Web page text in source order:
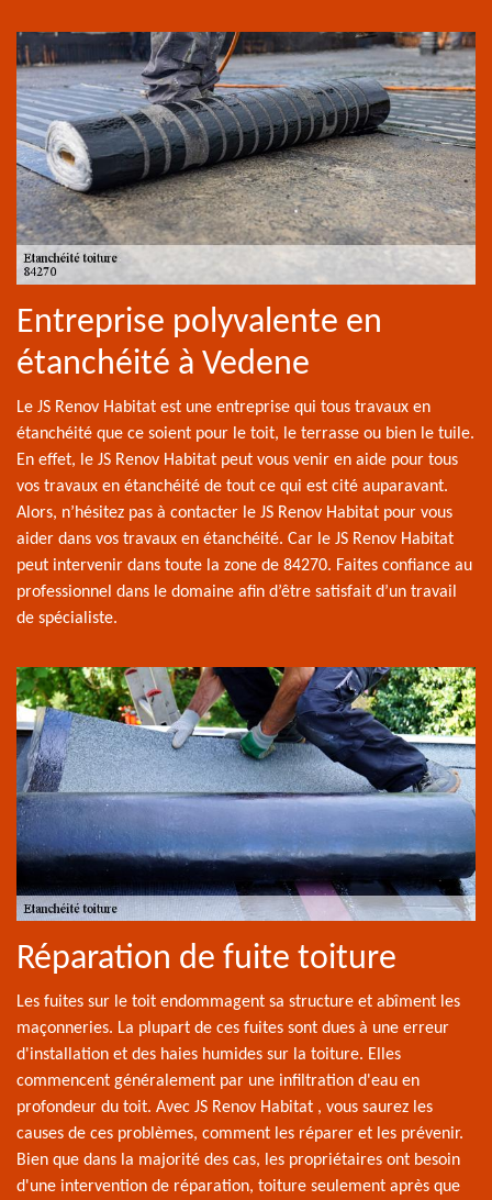
Entreprise polyvalente en
étanchéité à Vedene
Le JS Renov Habitat est une entreprise qui tous travaux en
étanchéité que ce soient pour le toit, le terrasse ou bien le tuile.
En effet, le JS Renov Habitat peut vous venir en aide pour tous
vos travaux en étanchéité de tout ce qui est cité auparavant.
Alors, n’hésitez pas à contacter le JS Renov Habitat pour vous
aider dans vos travaux en étanchéité. Car le JS Renov Habitat
peut intervenir dans toute la zone de 84270. Faites confiance au
professionnel dans le domaine afin d’être satisfait d’un travail
de spécialiste.
Réparation de fuite toiture
Les fuites sur le toit endommagent sa structure et abîment les
maçonneries. La plupart de ces fuites sont dues à une erreur
d'installation et des haies humides sur la toiture. Elles
commencent généralement par une infiltration d'eau en
profondeur du toit. Avec JS Renov Habitat , vous saurez les
causes de ces problèmes, comment les réparer et les prévenir.
Bien que dans la majorité des cas, les propriétaires ont besoin
d'une intervention de réparation, toiture seulement après que